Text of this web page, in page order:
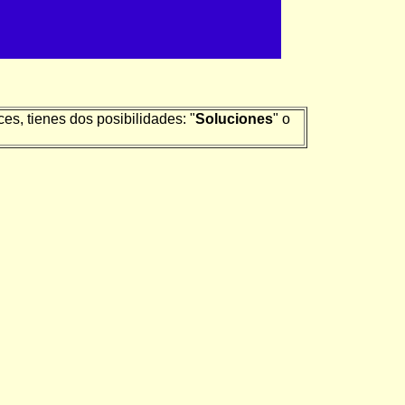
tienes dos posibilidades: "Soluciones" o